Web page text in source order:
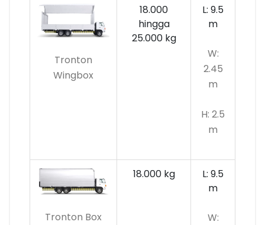
Tronton
Wingbox
18.000
hingga
25.000 kg
L: 9.5
m
W:
2.45
m
H: 2.5
m
Tronton Box
18.000 kg
L: 9.5
m
W: